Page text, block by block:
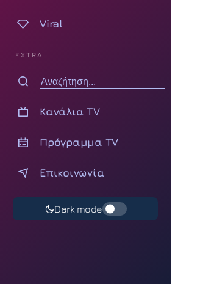
Viral
EXTRA
Κανάλια TV
Πρόγραμμα TV
Επικοινωνία
Dark mode